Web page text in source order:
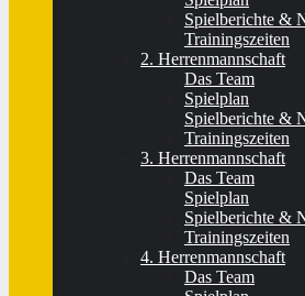
Spielberichte &
Trainingszeiten
2. Herrenmannschaft
Das Team
Spielplan
Spielberichte &
Trainingszeiten
3. Herrenmannschaft
Das Team
Spielplan
Spielberichte &
Trainingszeiten
4. Herrenmannschaft
Das Team